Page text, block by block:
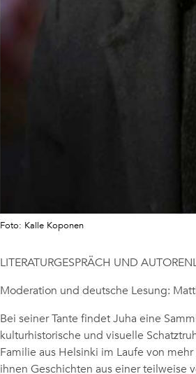
Foto: Kalle Koponen
LITERATURGESPRÄCH UND
Moderation und deutsche Lesung:
Bei seiner Tante findet Juha eine
kulturhistorische und visuelle
Familie aus Helsinki im Laufe von
ihnen Geschichten aus einer teilweise